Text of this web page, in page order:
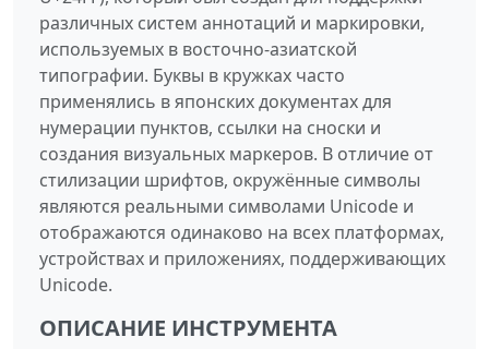
различных систем аннотаций и маркировки,
используемых в восточно‑азиатской
типографии. Буквы в кружках часто
применялись в японских документах для
нумерации пунктов, ссылки на сноски и
создания визуальных маркеров. В отличие от
стилизации шрифтов, окружённые символы
являются реальными символами Unicode и
отображаются одинаково на всех платформах,
устройствах и приложениях, поддерживающих
Unicode.
ОПИСАНИЕ ИНСТРУМЕНТА